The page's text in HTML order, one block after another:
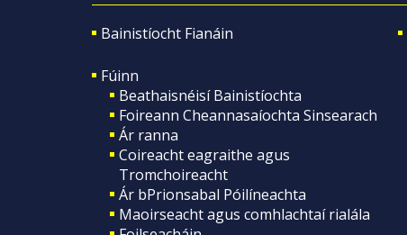
Bainistíocht Fianáin
Fúinn
Beathaisnéisí Bainistíochta
Foireann Cheannasaíochta Sinsearach
Ár ranna
Coireacht eagraithe agus
Tromchoireacht
Ár bPrionsabal Póilíneachta
Maoirseacht agus comhlachtaí rialála